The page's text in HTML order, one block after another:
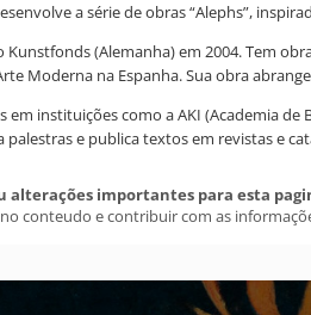
a série de obras “Alephs”,
(Alemanha) em 2004. Tem
Moderna na Espanha. Sua obra
instituições como a AKI (Academia
e publica textos em revistas e
alterações importantes para esta
conteudo e contribuir com as